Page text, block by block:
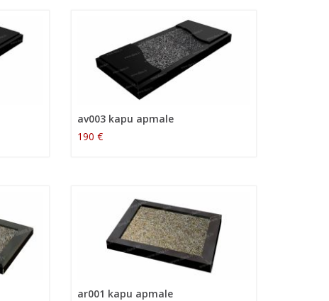
av003 kapu apmale
190 €
ar001 kapu apmale